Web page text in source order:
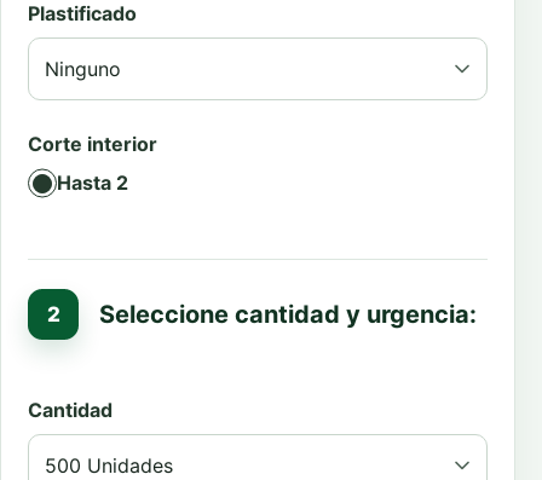
Plastificado
Corte interior
Hasta 2
Seleccione cantidad y urgencia:
Cantidad